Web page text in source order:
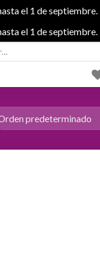
el 1 de septiembre.
el 1 de septiembre.